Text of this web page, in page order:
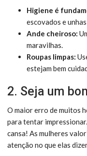
Higiene é
escovados e
Ande cheiroso:
maravilhas.
Roupas limpas:
estejam bem
2. Seja um
O maior erro de muitos
para tentar impressionar.
cansa! As mulheres
atenção no que elas